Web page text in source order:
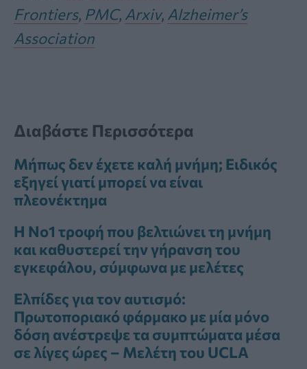
Frontiers, PMC, Arxiv, Alzheimer’s
Association
Διαβάστε Περισσότερα
Μήπως δεν έχετε καλή μνήμη; Ειδικός
εξηγεί γιατί μπορεί να είναι
πλεονέκτημα
Η Νο1 τροφή που βελτιώνει τη μνήμη
και καθυστερεί την γήρανση του
εγκεφάλου, σύμφωνα με μελέτες
Ελπίδες για τον αυτισμό:
Πρωτοποριακό φάρμακο με μία μόνο
δόση ανέστρεψε τα συμπτώματα μέσα
σε λίγες ώρες – Μελέτη του UCLA